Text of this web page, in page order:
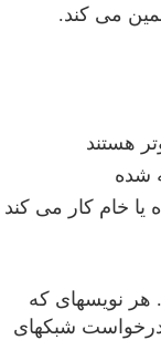
می کند.
هستند
شده
خام کار می کند
نویسهای که
درخواست شبکهای